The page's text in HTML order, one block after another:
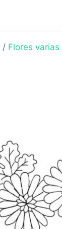
/ Flores varias